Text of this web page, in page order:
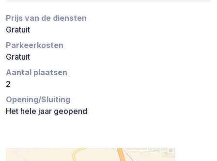
Prijs van de diensten
Gratuit
Parkeerkosten
Gratuit
Aantal plaatsen
2
Opening/Sluiting
Het hele jaar geopend